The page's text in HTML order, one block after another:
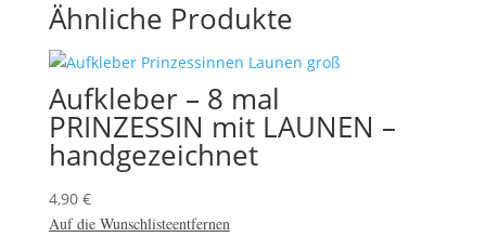
Ähnliche Produkte
Aufkleber – 8 mal
PRINZESSIN mit LAUNEN –
handgezeichnet
4,90 €
Auf die Wunschlisteentfernen